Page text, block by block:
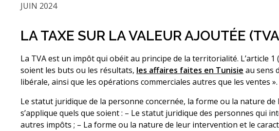
JUIN 2024
LA TAXE SUR LA VALEUR AJOUTÉE
La TVA est un impôt qui obéit au principe de la territorialité. L’article 1
soient les buts ou les résultats, les affaires faites en Tunisie au sens
libérale, ainsi que les opérations commerciales autres que les ventes ».
Le statut juridique de la personne concernée, la forme ou la nature de
s’applique quels que soient : – Le statut juridique des personnes
autres impôts ; – La forme ou la nature de leur intervention et le